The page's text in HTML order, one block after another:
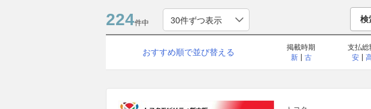
224件中 検
おすすめ順で並び替える
掲載時期
新
古
支払総
安